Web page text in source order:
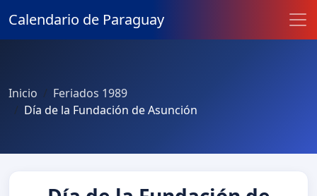
Calendario de Paraguay
Inicio
Feriados 1989
Día de la Fundación de Asunción